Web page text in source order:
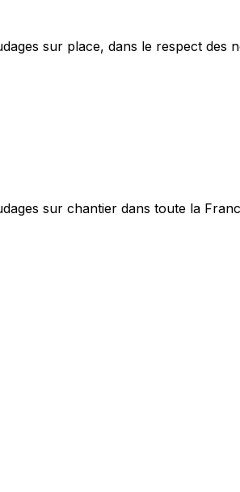
sur place, dans le respect des
sur chantier dans toute la